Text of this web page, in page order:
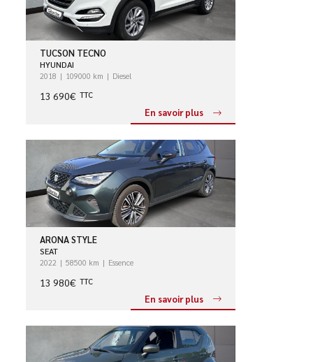
TUCSON TECNO
HYUNDAI
2018 109000 km Diesel
13 690€ TTC
En savoir plus
ARONA STYLE
SEAT
2022 58500 km Essence
13 980€ TTC
En savoir plus